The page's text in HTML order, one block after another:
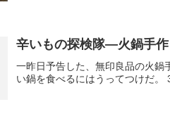
辛いもの探検隊―火鍋手
一昨日予告した、無印良品の火鍋
い鍋を食べるにはうってつけだ。